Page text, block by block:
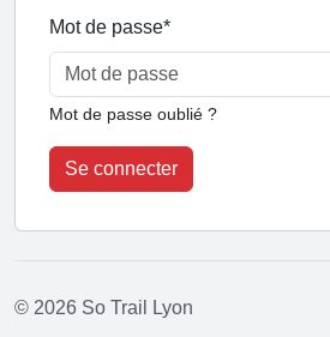
Mot de passe*
Mot de passe oublié ?
Se connecter
© 2026 So Trail Lyon